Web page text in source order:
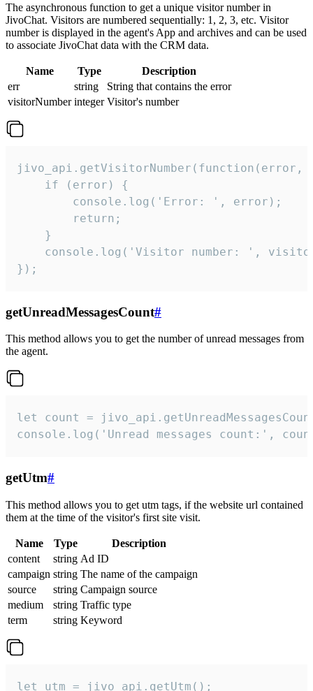
The asynchronous function to get a unique visitor number in
JivoChat. Visitors are numbered sequentially: 1, 2, 3, etc. Visitor
number is displayed in the agent's App and archives and can be used
to associate JivoChat data with the CRM data.
Name Type
Description
err
string
String that contains the error
visitorNumber integer Visitor's number
jivo_api.getVisitorNumber(function(error,
    if (error) {
        console.log('Error: ', error);
        return;
    }
console.log('Visitor number: ',
});
getUnreadMessagesCount#
This method allows you to get the number of unread messages from
the agent.
let count =
console.log('Unread messages count:',
getUtm#
This method allows you to get utm tags, if the website url contained
them at the time of the visitor's first site visit.
Name Type
Description
content
string Ad ID
campaign string The name of the campaign
source
string Campaign source
medium
string Traffic type
term
string Keyword
let utm = jivo_api.getUtm();